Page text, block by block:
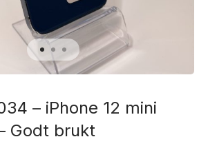
– iPhone 12 mini
Godt brukt